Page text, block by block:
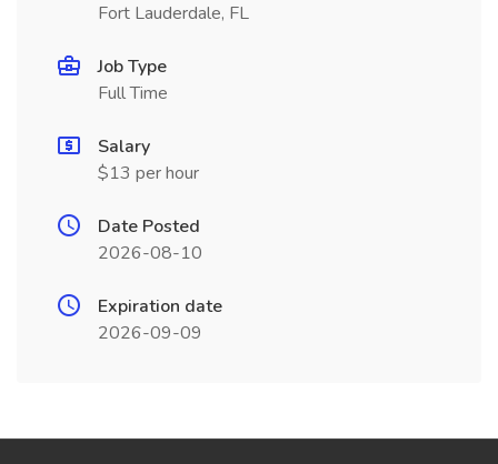
Fort Lauderdale, FL
Job Type
Full Time
Salary
$13 per hour
Date Posted
2026-08-10
Expiration date
2026-09-09